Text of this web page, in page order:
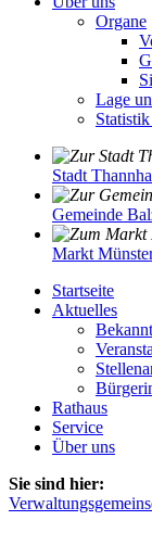
Organe
Lage
Stadt
Gemeinde
Markt
Startseite
Aktuelles
Rathaus
Service
Über uns
Sie sind hier: